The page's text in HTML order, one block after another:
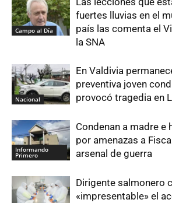
Campo al Día
fuertes lluvias en el
país las comenta el
la SNA
Nacional
En Valdivia
preventiva joven
provocó tragedia en
Informando
Primero
Condenan a madre e
por amenazas a
arsenal de guerra
Dirigente salmonero
«impresentable» el